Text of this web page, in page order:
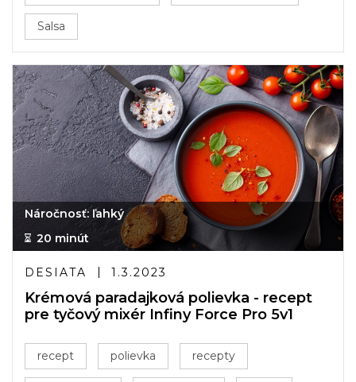
Salsa
Náročnosť: ľahký
20 minút
DESIATA 1.3.2023
Krémová paradajková polievka - recept
pre tyčový mixér Infiny Force Pro 5v1
recept polievka recepty